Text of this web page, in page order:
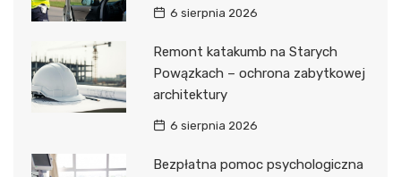
6 sierpnia 2026
Remont katakumb na Starych
Powązkach – ochrona zabytkowej
architektury
6 sierpnia 2026
Bezpłatna pomoc psychologiczna